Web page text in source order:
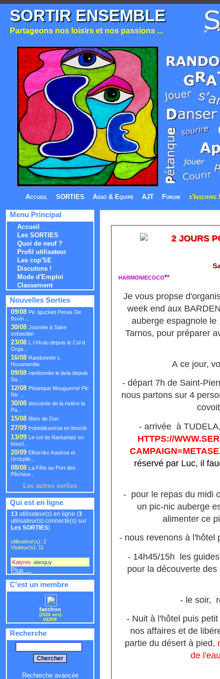
SORTIR ENSEMBLE
Partageons nos loisirs et nos passions ...
Accueil SORTIES Asso & Equipe AJT Forum s'Inscrire !
Menu Principal
Accueil
Les SORTIES
Quoi de neuf ?
Profil utilisateur
Les cop'SE
Discutons !
Mode d'Emploi
Classement
Nouvelles Sorties
09/08 Pic Iguzkiet Penas De
Itsusi ...
30/08 Journée à Saint-
sebastien
23/08 L Urkulu depuis le Col d
Orga...
16/08 Randonnée L
Hoxanandia
09/08 randonnée le larla depuis
Sa...
12/08 Pétanque Mouguerre/ Pic
Nic ...
30/08 descente de la rivière la
Pa...
15/08 fêtes de Dax
27/09 Irubelakaskoa en boucle
13/09 Le col de Narbarlatz en
boucl...
20/09 Elhorriko Kaskoa et
Urrizpilo...
08/08 La Fête au Port des
Pêcheur...
Les autres sorties
Qui est en ligne
13 utilisateur(s) en ligne (3
utilisateur(s) connecté(s) sur
Les SORTIES)
utilisateur(s): 2
Visiteur(s): 11
Katyrev, alanguy,
Plus ...
C'est un membre
fanchon
(2026 ans)
HERM
Recherche
Recherche avancée
2 JOURS
HARMONIECOCO**
Je vous propse
week end aux
auberge espagnole
Tarnos, pour préparer
A ce jour,
- départ 7h de Saint-
nous partons sur 4
- arrivée à
HTTPS://
réservé par Luc, il
- pour le repas du midi
un pic-nic auberge
alimenter ce
- nous revenons à
- 14h45/15h les
pour la découverte
- le soir,
- Nuit à l'hôtel puis
nos affaires et de
partie du désert à pied,
de